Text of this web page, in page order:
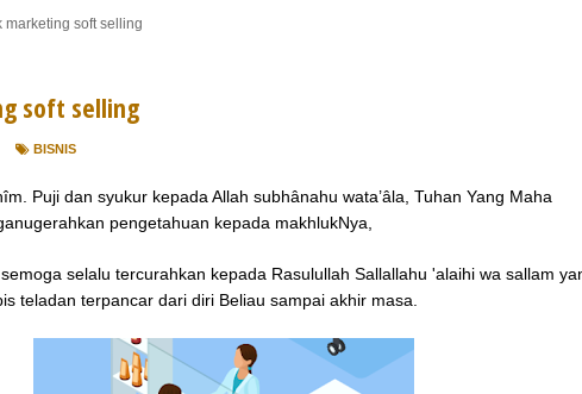
marketing soft selling
soft selling
BISNIS
Puji dan syukur kepada Allah subhânahu wata’âla, Tuhan Yang Maha
pengetahuan kepada makhlukNya,
selalu tercurahkan kepada Rasulullah Sallallahu 'alaihi wa sallam
teladan terpancar dari diri Beliau sampai akhir masa.